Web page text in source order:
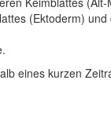
(Ektoderm)
eines kurzen